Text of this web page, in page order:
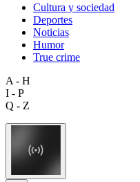
Cultura y sociedad
Deportes
Noticias
Humor
True crime
A - H
I - P
Q - Z